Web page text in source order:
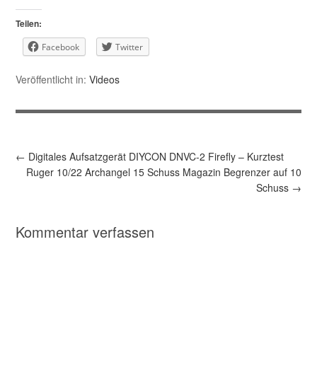
Teilen:
Facebook Twitter
Veröffentlicht in:Videos
← Digitales Aufsatzgerät DIYCON DNVC-2 Firefly – Kurztest
Ruger 10/22 Archangel 15 Schuss Magazin Begrenzer auf 10
Schuss →
Kommentar verfassen